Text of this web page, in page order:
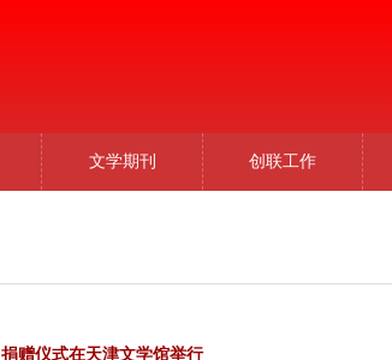
文学期刊 创联工作
“传递温暖爱心 传承文学精神” 捐赠仪式在天津文学馆举行